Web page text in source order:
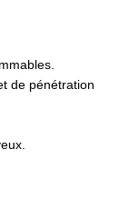
de pénétration